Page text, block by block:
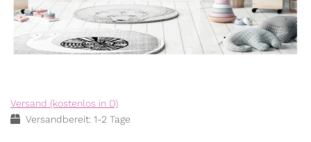
Versand (kostenlos in D)
Versandbereit: 1-2 Tage